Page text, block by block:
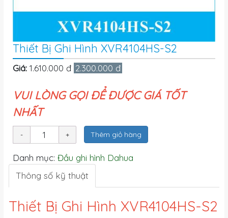
Thiết Bị Ghi Hình XVR4104HS-S2
Giá: 1.610.000 đ 2.300.000 đ
VUI LÒNG GỌI ĐỂ ĐƯỢC GIÁ TỐT
NHẤT
Thêm giỏ hàng
Danh mục: Đầu ghi hình Dahua
Thông số kỹ thuật
Thiết Bị Ghi Hình XVR4104HS-S2